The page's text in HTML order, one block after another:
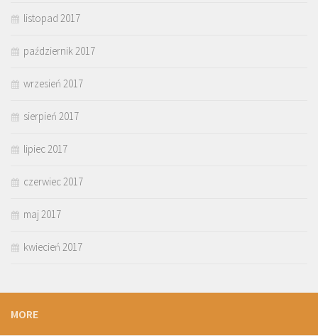
listopad 2017
październik 2017
wrzesień 2017
sierpień 2017
lipiec 2017
czerwiec 2017
maj 2017
kwiecień 2017
MORE